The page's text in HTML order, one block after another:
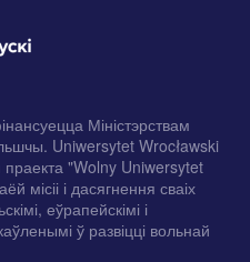
Міністэрствам
Uniwersytet Wrocławski
"Wolny Uniwersytet
місіі і дасягнення сваіх
еўрапейскімі і
ў развіцці вольнай